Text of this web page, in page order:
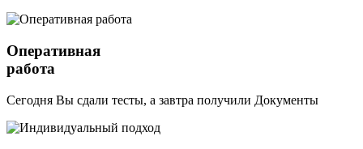
Оперативная
работа
Сегодня Вы сдали тесты, а завтра получили Документы